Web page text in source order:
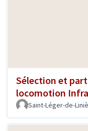
Sélection et
locomotion
Saint-Léger-de-